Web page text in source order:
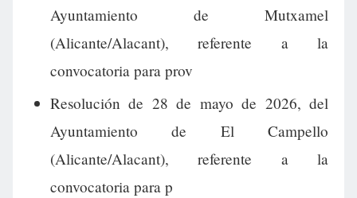
Ayuntamiento de Mutxamel
(Alicante/Alacant), referente a la
convocatoria para prov
Resolución de 28 de mayo de 2026, del
Ayuntamiento de El Campello
(Alicante/Alacant), referente a la
convocatoria para p